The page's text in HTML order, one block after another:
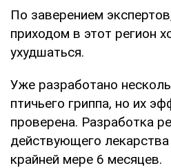
По заверением
приходом в этот регион
ухудшаться.
Уже разработано
птичьего гриппа, но их
проверена. Разработка
действующего
крайней мере 6 месяцев.